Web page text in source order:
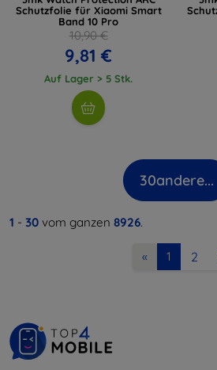
Schutzfolie für Xiaomi Smart
Band 10 Pro
10,90 €
9,81 €
Auf Lager > 5 Stk.
30andere...
1 - 30 vom ganzen 8926.
« 1 2